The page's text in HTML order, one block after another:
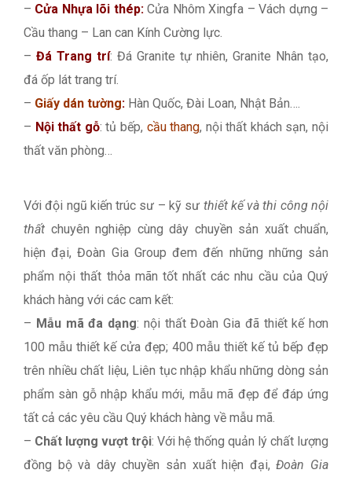
– Cửa Nhựa lõi thép:Cửa Nhôm Xingfa – Vách dựng –
Cầu thang – Lan can Kính Cường lực.
– Đá Trang trí: Đá Granite tự nhiên, Granite Nhân tạo,
đá ốp lát trang trí.
– Giấy dán tường: Hàn Quốc, Đài Loan, Nhật Bản….
– Nội thất gỗ: tủ bếp, cầu thang, nội thất khách sạn, nội
thất văn phòng…
Với đội ngũ kiến trúc sư – kỹ sư thiết kế và thi công nội
thất chuyên nghiệp cùng dây chuyền sản xuất chuẩn,
hiện đại, Đoàn Gia Group đem đến những những sản
phẩm nội thất thỏa mãn tốt nhất các nhu cầu của Quý
khách hàng với các cam kết:
– Mẫu mã đa dạng: nội thất Đoàn Gia đã thiết kế hơn
100 mẫu thiết kế cửa đẹp; 400 mẫu thiết kế tủ bếp đẹp
trên nhiều chất liệu, Liên tục nhập khẩu những dòng sản
phẩm sàn gỗ nhập khẩu mới, mẫu mã đẹp để đáp ứng
tất cả các yêu cầu Quý khách hàng về mẫu mã.
– Chất lượng vượt trội: Với hệ thống quản lý chất lượng
đồng bộ và dây chuyền sản xuất hiện đại,Đoàn Gia